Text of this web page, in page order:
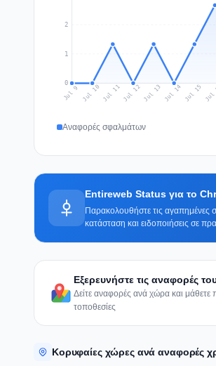
0
1
2
Jul 9 Jul 10 Jul 11Jul 12Jul 13 Jul 14 Jul 15
Αναφορές σφαλμάτων
Entireweb Status για το
Παρακολουθήστε τις αγαπημένες
κατάσταση και ειδοποιήσεις σε
Εξερευνήστε τις αναφορές
Δείτε αναφορές ανά χώρα και
τοποθεσίες
Κορυφαίες χώρες ανά αναφορές